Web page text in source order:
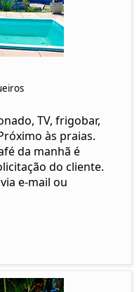
TV, frigobar,
às praias.
da manhã é
do cliente.
e-mail ou